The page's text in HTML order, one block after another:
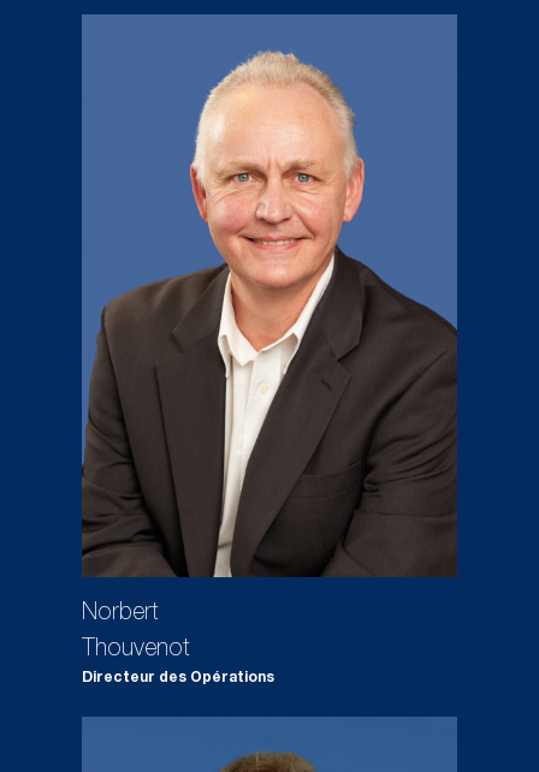
Norbert
Thouvenot
Directeur des Opérations